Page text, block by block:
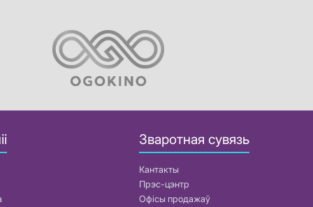
Зваротная сувязь
Кантакты
Прэс-цэнтр
Офісы продажаў